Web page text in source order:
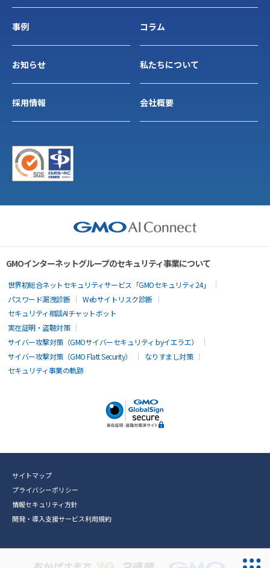
事例 コラム
お知らせ 私たちについて
採用情報 会社概要
GMOインターネットグループのセキュリティ事業について
世界初総合ネットセキュリティサービス「GMOセキュリティ24」
パスワード漏洩診断
Webサイトリスク診断
セキュリティ相談AIチャットボット
実在証明・盗聴対策
サイバー攻撃対策（GMOサイバーセキュリティ byイエラエ）
サイバー攻撃対策（GMO Flatt Security）
なりすまし対策
セキュリティ事業の軌跡
サイトマップ
プライバシーポリシー
情報セキュリティ方針
開発・導入支援サービス利用規約